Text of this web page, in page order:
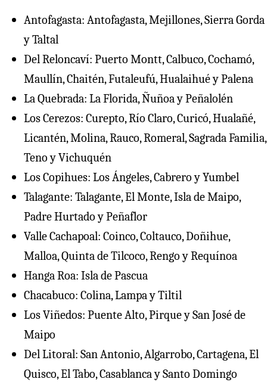
Antofagasta: Antofagasta, Mejillones, Sierra Gorda
y Taltal
⁠Del Reloncaví: Puerto Montt, Calbuco, Cochamó,
Maullín, Chaitén, Futaleufú, Hualaihué y Palena
La Quebrada: La Florida, Ñuñoa y Peñalolén
Los Cerezos: Curepto, Río Claro, Curicó, Hualañé,
Licantén, Molina, Rauco, Romeral, Sagrada Familia,
Teno y Vichuquén
⁠Los Copihues: Los Ángeles, Cabrero y Yumbel
⁠Talagante: Talagante, El Monte, Isla de Maipo,
Padre Hurtado y Peñaflor
Valle Cachapoal: Coinco, Coltauco, Doñihue,
Malloa, Quinta de Tilcoco, Rengo y Requínoa
⁠Hanga Roa: Isla de Pascua
Chacabuco: Colina, Lampa y Tiltil
Los Viñedos: Puente Alto, Pirque y San José de
Maipo
Del Litoral: San Antonio, Algarrobo, Cartagena, El
Quisco, El Tabo, Casablanca y Santo Domingo